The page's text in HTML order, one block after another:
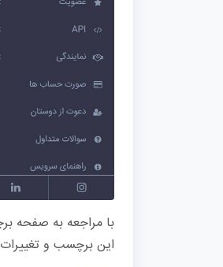
با مراجعه به صفحه
این برچسب و تغییرات